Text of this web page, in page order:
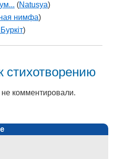
(Natusya)
нимфа)
)
стихотворению
комментировали.